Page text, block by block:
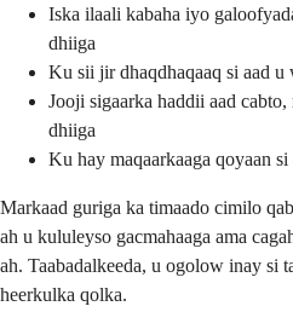
Iska ilaali kabaha iyo
dhiiga
Ku sii jir dhaqdhaqaaq si aad u
Jooji sigaarka haddii aad
dhiiga
Ku hay maqaarkaaga qoyaan
Markaad guriga ka timaado cimilo
ah u kululeyso gacmahaaga ama
ah. Taabadalkeeda, u ogolow inay si
heerkulka qolka.